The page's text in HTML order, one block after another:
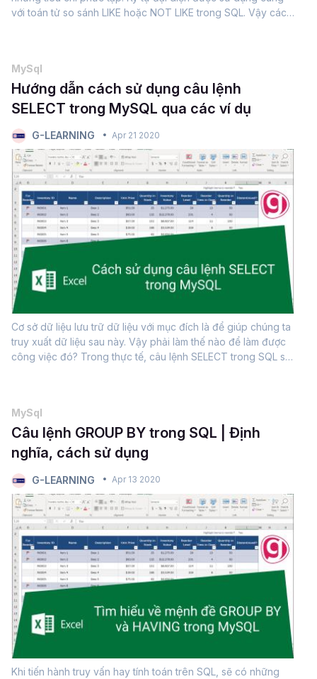
với toán tử so sánh LIKE hoặc NOT LIKE trong SQL. Vậy cách
MySql
Hướng dẫn cách sử dụng câu lệnh
SELECT trong MySQL qua các ví dụ
G-LEARNING Apr 21 2020
Cơ sở dữ liệu lưu trữ dữ liệu với mục đích là để giúp chúng ta
truy xuất dữ liệu sau này. Vậy phải làm thế nào để làm được
công việc đó? Trong thực tế, câu lệnh SELECT trong SQL sẽ
MySql
Câu lệnh GROUP BY trong SQL | Định
nghĩa, cách sử dụng
G-LEARNING Apr 13 2020
Khi tiến hành truy vấn hay tính toán trên SQL, sẽ có những